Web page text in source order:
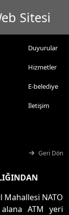
Sitesi
Duyurular
Hizmetler
E-belediye
İletişim
Geri Dön
Mahallesi NATO
ATM yeri